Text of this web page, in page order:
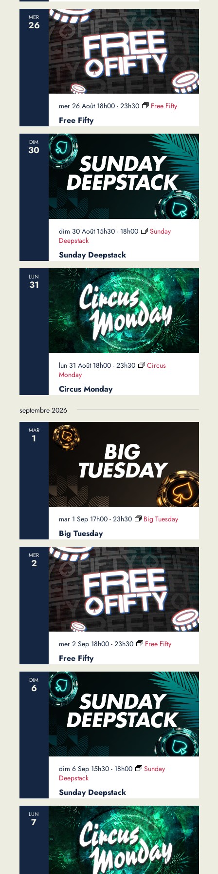
MER
26
Free Fifty
mer 26 Août 18h00- 23h30 Free Fifty
DIM
30
Sunday Deepstack
dim 30 Août 15h30- 18h00
Sunday
Deepstack
LUN
31
Circus Monday
lun 31 Août 18h00- 23h30
Circus
Monday
septembre 2026
MAR
1
Big Tuesday
mar 1 Sep 17h00- 23h30 Big Tuesday
MER
2
Free Fifty
mer 2 Sep 18h00- 23h30 Free Fifty
DIM
6
Sunday Deepstack
dim 6 Sep 15h30- 18h00
Sunday
Deepstack
LUN
7